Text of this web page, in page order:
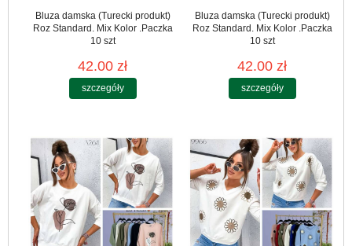
Bluza damska (Turecki produkt)
Roz Standard. Mix Kolor .Paczka
10 szt
42.00 zł
szczegóły
Bluza damska (Turecki produkt)
Roz Standard. Mix Kolor .Paczka
10 szt
42.00 zł
szczegóły